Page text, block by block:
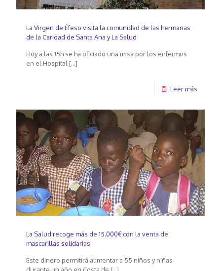
La Virgen de Éfeso visita la comunidad de las hermanas
de la Caridad de Santa Ana y La Salud
Hoy a las 15h se ha oficiado una misa por los enfermos
en el Hospital […]
Leer más
La Salud recoge más de 15.000€ con la venta de
mascarillas solidarias
Este dinero permitirá alimentar a 55 niños y niñas